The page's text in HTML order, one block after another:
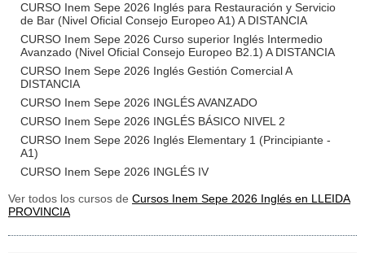
CURSO Inem Sepe 2026 Inglés para Restauración y Servicio
de Bar (Nivel Oficial Consejo Europeo A1) A DISTANCIA
CURSO Inem Sepe 2026 Curso superior Inglés Intermedio
Avanzado (Nivel Oficial Consejo Europeo B2.1) A DISTANCIA
CURSO Inem Sepe 2026 Inglés Gestión Comercial A
DISTANCIA
CURSO Inem Sepe 2026 INGLÉS AVANZADO
CURSO Inem Sepe 2026 INGLÉS BÁSICO NIVEL 2
CURSO Inem Sepe 2026 Inglés Elementary 1 (Principiante -
A1)
CURSO Inem Sepe 2026 INGLÉS IV
Ver todos los cursos de Cursos Inem Sepe 2026 Inglés en LLEIDA
PROVINCIA